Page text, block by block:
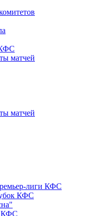
матчей
матчей
лиги КФС
КФС
КФС